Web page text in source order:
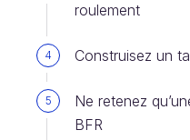
roulement
4 Construisez un
5
Ne retenez
BFR